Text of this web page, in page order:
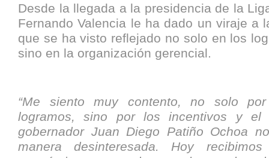
Desde la llegada a la presidencia de la
Fernando Valencia le ha dado un viraje a
que se ha visto reflejado no solo en los
sino en la organización gerencial.
“Me siento muy contento, no solo
logramos, sino por los incentivos y el
gobernador Juan Diego Patiño Ochoa
manera desinteresada. Hoy